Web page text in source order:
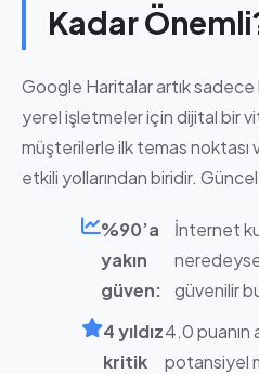
Kadar
Google Haritalar artık sadece
yerel işletmeler için dijital bir
müşterilerle ilk temas noktası
etkili yollarından biridir.
%90’a
yakın
güven:
İnternet
güvenilir
4 yıldız
kritik
4.0 puanın
potansiyel